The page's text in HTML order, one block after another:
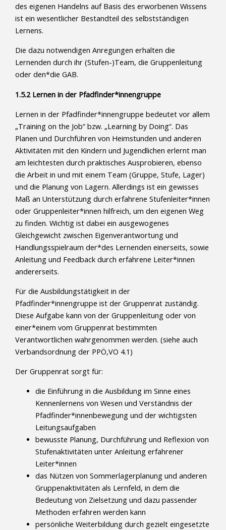
des eigenen Handelns auf Basis des erworbenen Wissens
ist ein wesentlicher Bestandteil des selbstständigen
Lernens.
Die dazu notwendigen Anregungen erhalten die
Lernenden durch ihr (Stufen-)Team, die Gruppenleitung
oder den*die GAB.
1.5.2 Lernen in der Pfadfinder*innengruppe
Lernen in der Pfadfinder*innengruppe bedeutet vor allem
„Training on the Job“ bzw. „Learning by Doing“. Das
Planen und Durchführen von Heimstunden und anderen
Aktivitäten mit den Kindern und Jugendlichen erlernt man
am leichtesten durch praktisches Ausprobieren, ebenso
die Arbeit in und mit einem Team (Gruppe, Stufe, Lager)
und die Planung von Lagern. Allerdings ist ein gewisses
Maß an Unterstützung durch erfahrene Stufenleiter*innen
oder Gruppenleiter*innen hilfreich, um den eigenen Weg
zu finden. Wichtig ist dabei ein ausgewogenes
Gleichgewicht zwischen Eigenverantwortung und
Handlungsspielraum der*des Lernenden einerseits, sowie
Anleitung und Feedback durch erfahrene Leiter*innen
andererseits.
Für die Ausbildungstätigkeit in der
Pfadfinder*innengruppe ist der Gruppenrat zuständig.
Diese Aufgabe kann von der Gruppenleitung oder von
einer*einem vom Gruppenrat bestimmten
Verantwortlichen wahrgenommen werden. (siehe auch
Verbandsordnung der PPÖ,VO 4.1)
Der Gruppenrat sorgt für:
die Einführung in die Ausbildung im Sinne eines
Kennenlernens von Wesen und Verständnis der
Pfadfinder*innenbewegung und der wichtigsten
Leitungsaufgaben
bewusste Planung, Durchführung und Reflexion von
Stufenaktivitäten unter Anleitung erfahrener
Leiter*innen
das Nützen von Sommerlagerplanung und anderen
Gruppenaktivitäten als Lernfeld, in dem die
Bedeutung von Zielsetzung und dazu passender
Methoden erfahren werden kann
persönliche Weiterbildung durch gezielt eingesetzte